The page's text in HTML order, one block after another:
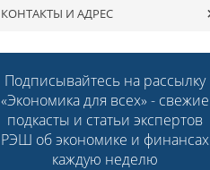
КОНТАКТЫ И АДРЕС
Подписывайтесь на рассылку
«Экономика для всех» - свежие
подкасты и статьи экспертов
РЭШ об экономике и финансах
каждую неделю